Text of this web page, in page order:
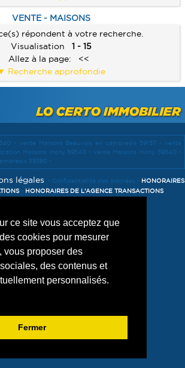
ce site vous acceptez que
cookies pour mesurer
vous proposer des
des contenus et
personnalisés.
Fermer
VENTE - MAISONS
répondent à votre recherche.
Visualisation
1 - 15
Allez à la page:
<<
Recherche approfondie
- vente Maisons Beauvois en cambresis 59157 - vente
Maisons Inchy 59540 - vente Maisons Inchy 59540 -
59360 -
légales - Confidentialité des données - HONORAIRES
- HONORAIRES DE L'AGENCE TRANSACTIONS